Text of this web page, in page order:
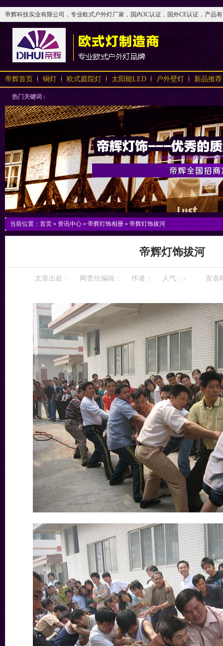
帝辉科技实业有限公司，专业欧式户外灯厂家，国内3C认证，国外CE认证，产
帝辉首页 铜灯 欧式庭院灯 太阳能LED 户外壁灯 新品推荐
热门关键词 :
当前位置： 首页 » 资讯中心 » 帝辉灯饰相册 » 帝辉灯饰拔河
帝辉灯饰拔河
文章出处： 网责任编辑： 作者： 人气： - 发表